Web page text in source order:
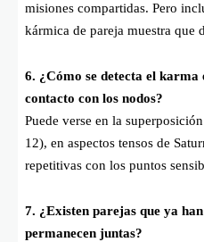
misiones compartidas. Pero
kármica de pareja muestra que
6. ¿Cómo se detecta el karma
contacto con los nodos?
Puede verse en la
12), en aspectos tensos de
repetitivas con los puntos
7. ¿Existen parejas que ya
permanecen juntas?